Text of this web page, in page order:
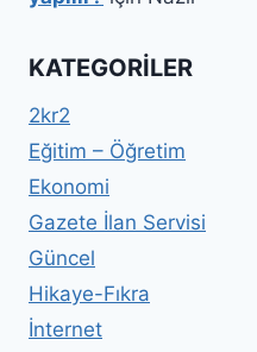
KATEGORILER
2kr2
Eğitim – Öğretim
Ekonomi
Gazete İlan Servisi
Güncel
Hikaye-Fıkra
İnternet